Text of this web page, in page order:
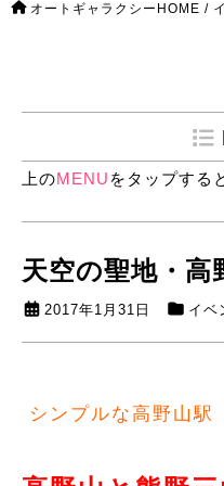
オートギャラクシーHOME /
上のMENU をタップする
天空の聖地・高
2017年1月31日 イベ
シンプルな高野山駅